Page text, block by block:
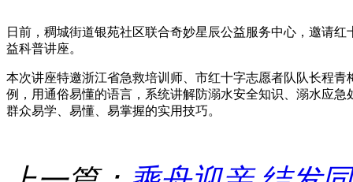
日前，稠城街道银苑社区联合奇妙星辰公益服务中心，邀请
益科普讲座。
本次讲座特邀浙江省急救培训师、市红十字志愿者队队长程
例，用通俗易懂的语言，系统讲解防溺水安全知识、溺水应
群众易学、易懂、易掌握的实用技巧。